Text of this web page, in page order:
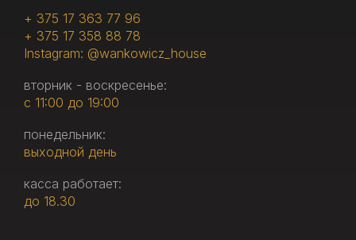
+ 375 17 363 77 96
+ 375 17 358 88 78
Instagram: @wankowicz_house
вторник - воскресенье:
с 11:00 до 19:00
понедельник:
выходной день
касса работает:
до 18.30